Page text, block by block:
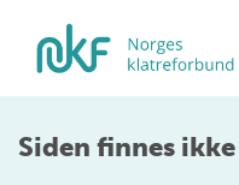
Siden finnes ikke